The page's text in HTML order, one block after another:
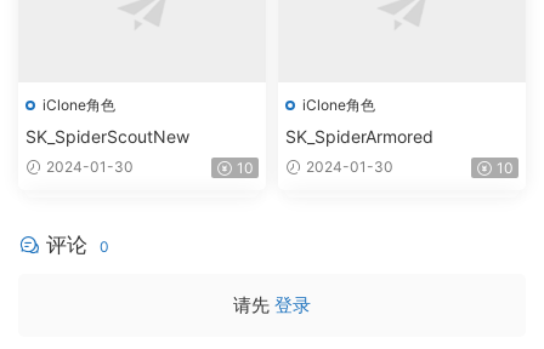
iClone角色
SK_SpiderScoutNew
2024-01-30 10
iClone角色
SK_SpiderArmored
2024-01-30 10
评论 0
请先 登录